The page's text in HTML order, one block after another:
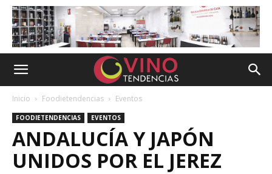
Inicio Foodietendencias Eventos
FOODIETENDENCIAS EVENTOS
ANDALUCÍA Y JAPÓN
UNIDOS POR EL JEREZ